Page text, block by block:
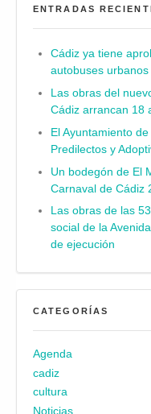
ENTRADAS
Cádiz ya tiene
autobuses
Las obras del
Cádiz arrancan 18
El Ayuntamiento
Predilectos y
Un bodegón de El
Carnaval de Cádiz
Las obras de las
social de la
de ejecución
CATEGORÍAS
Agenda
cadiz
cultura
Noticias